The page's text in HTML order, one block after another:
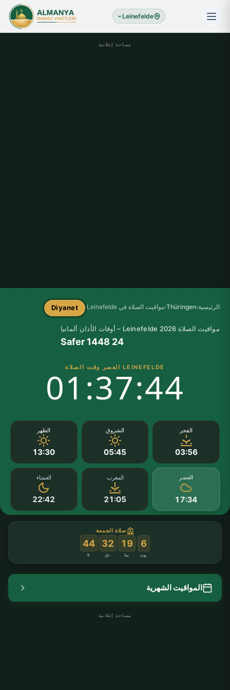
Leinefelde
مساحة إعلانية
الرئيسية›
Thüringen
›مواقيت الصلاة في Leinefelde Diyanet
مواقيت الصلاة Leinefelde 2026 – أوقات الأذان ألمانيا
24 Safer 1448
LEINEFELDE العصر وقت الصلاة
01:37:43
الفجر
03:56
الشروق
05:45
الظهر
13:30
العصر
17:34
المغرب
21:05
العشاء
22:42
صلاة الجمعة
6
يوم
:
19
سا
:
32
دق
:
43
ثا
المواقيت الشهرية
مساحة إعلانية